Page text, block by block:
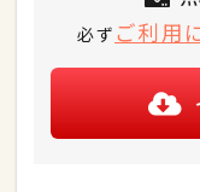
必ず ご利用